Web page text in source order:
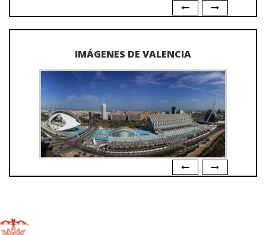
IMÁGENES DE VALENCIA